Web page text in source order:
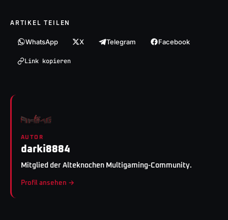
ARTIKEL TEILEN
WhatsApp X Telegram Facebook
Link kopieren
AUTOR
darki8884
Mitglied der Alteknochen Multigaming-Community.
Profil ansehen →